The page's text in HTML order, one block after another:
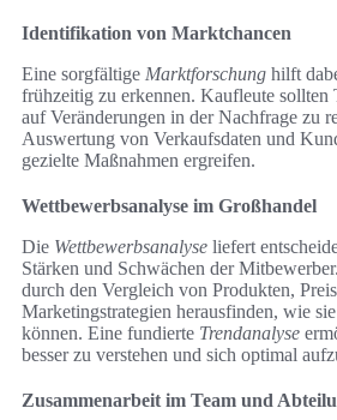
Identifikation von Marktchancen
Eine sorgfältige Marktforschung hilft
frühzeitig zu erkennen. Kaufleute sollten
auf Veränderungen in der Nachfrage zu
Auswertung von Verkaufsdaten und
gezielte Maßnahmen ergreifen.
Wettbewerbsanalyse im Großhandel
Die Wettbewerbsanalyse liefert
Stärken und Schwächen der
durch den Vergleich von Produkten,
Marketingstrategien herausfinden, wie
können. Eine fundierte Trendanalyse
besser zu verstehen und sich optimal
Zusammenarbeit im Team und